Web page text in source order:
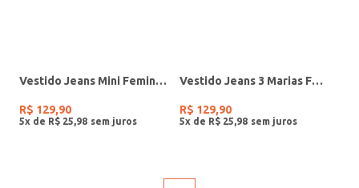
Vestido Jeans Mini Feminino AZUL
R$ 129,90
5x de R$ 25 98
Vestido Jeans 3 Marias Feminino AZUL
R$ 129,90
5x de R$ 25 98